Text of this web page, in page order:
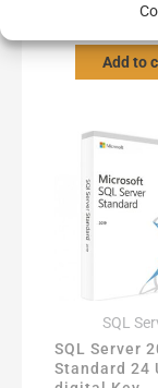
Add to
SQL
SQL Server
Standard 24